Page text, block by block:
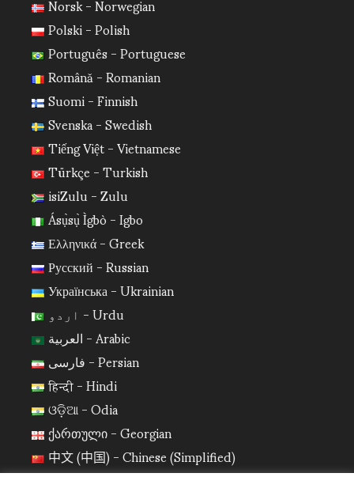
Polski - Polish
Português - Portuguese
Română - Romanian
Suomi - Finnish
Svenska - Swedish
Tiếng Việt - Vietnamese
Türkçe - Turkish
isiZulu - Zulu
Ásụ̀sụ̀ Ìgbò - Igbo
Ελληνικά - Greek
Русский - Russian
Українська - Ukrainian
اردو - Urdu
العربية - Arabic
فارسی - Persian
हिन्दी - Hindi
ଓଡ଼ିଆ - Odia
ქართული - Georgian
中文 (中国) - Chinese (Simplified)
日本語 - Japanese